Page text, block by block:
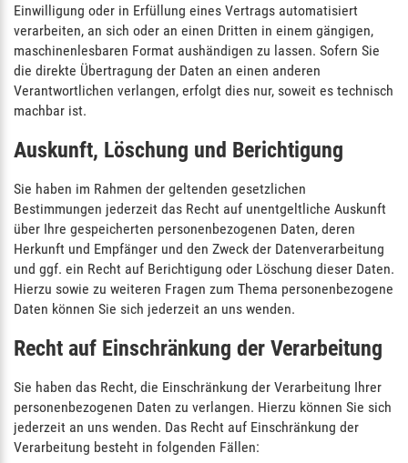
Einwilligung oder in Erfüllung eines Vertrags automatisiert
verarbeiten, an sich oder an einen Dritten in einem gängigen,
maschinenlesbaren Format aushändigen zu lassen. Sofern Sie
die direkte Übertragung der Daten an einen anderen
Verantwortlichen verlangen, erfolgt dies nur, soweit es technisch
machbar ist.
Auskunft, Löschung und Berichtigung
Sie haben im Rahmen der geltenden gesetzlichen
Bestimmungen jederzeit das Recht auf unentgeltliche Auskunft
über Ihre gespeicherten personenbezogenen Daten, deren
Herkunft und Empfänger und den Zweck der Datenverarbeitung
und ggf. ein Recht auf Berichtigung oder Löschung dieser Daten.
Hierzu sowie zu weiteren Fragen zum Thema personenbezogene
Daten können Sie sich jederzeit an uns wenden.
Recht auf Einschränkung der Verarbeitung
Sie haben das Recht, die Einschränkung der Verarbeitung Ihrer
personenbezogenen Daten zu verlangen. Hierzu können Sie sich
jederzeit an uns wenden. Das Recht auf Einschränkung der
Verarbeitung besteht in folgenden Fällen: